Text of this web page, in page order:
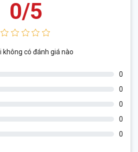
0/5
không có đánh giá nào
0
0
0
0
0